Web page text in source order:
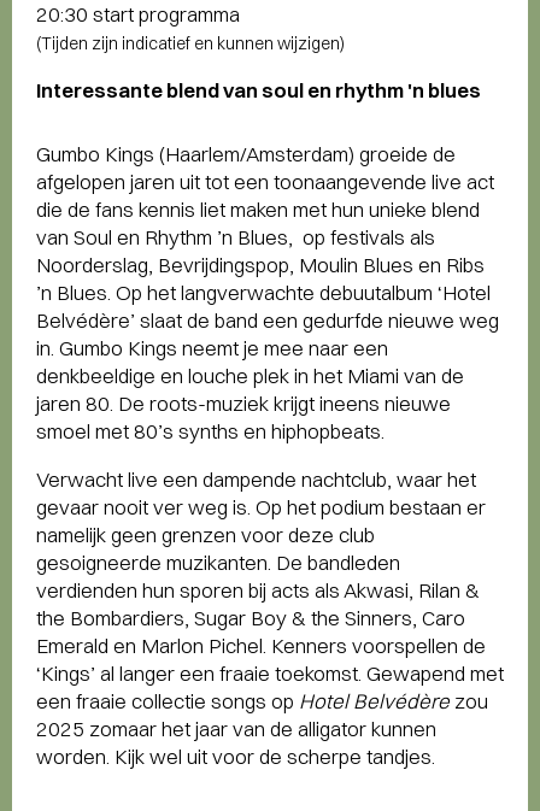
20:30 start programma
(Tijden zijn indicatief en kunnen wijzigen)
Interessante blend van soul en rhythm 'n blues
Gumbo Kings (Haarlem/Amsterdam) groeide de
afgelopen jaren uit tot een toonaangevende live act
die de fans kennis liet maken met hun unieke blend
van Soul en Rhythm ’n Blues, op festivals als
Noorderslag, Bevrijdingspop, Moulin Blues en Ribs
’n Blues. Op het langverwachte debuutalbum ‘Hotel
Belvédère’ slaat de band een gedurfde nieuwe weg
in. Gumbo Kings neemt je mee naar een
denkbeeldige en louche plek in het Miami van de
jaren 80. De roots-muziek krijgt ineens nieuwe
smoel met 80’s synths en hiphopbeats.
Verwacht live een dampende nachtclub, waar het
gevaar nooit ver weg is. Op het podium bestaan er
namelijk geen grenzen voor deze club
gesoigneerde muzikanten. De bandleden
verdienden hun sporen bij acts als Akwasi, Rilan &
the Bombardiers, Sugar Boy & the Sinners, Caro
Emerald en Marlon Pichel. Kenners voorspellen de
‘Kings’ al langer een fraaie toekomst. Gewapend met
een fraaie collectie songs op Hotel Belvédère zou
2025 zomaar het jaar van de alligator kunnen
worden. Kijk wel uit voor de scherpe tandjes.